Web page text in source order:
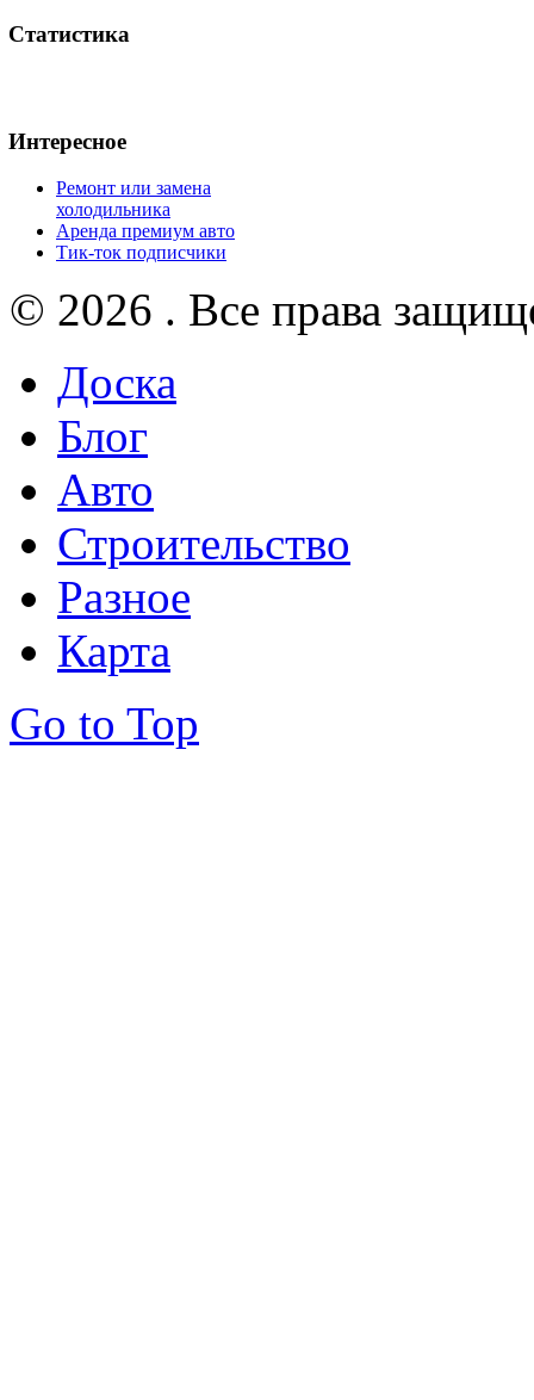
Статистика
Интересное
Ремонт или замена
холодильника
Аренда премиум авто
Тик-ток подписчики
© 2026 . Все права
Доска
Блог
Авто
Строительство
Разное
Карта
Go to Top